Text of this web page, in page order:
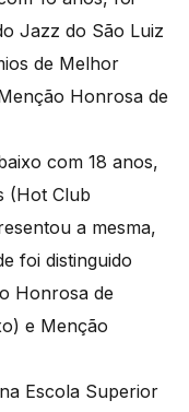
Jazz do São Luiz
de Melhor
Honrosa de
com 18 anos,
(Hot Club
a mesma,
foi distinguido
Honrosa de
e Menção
Escola Superior